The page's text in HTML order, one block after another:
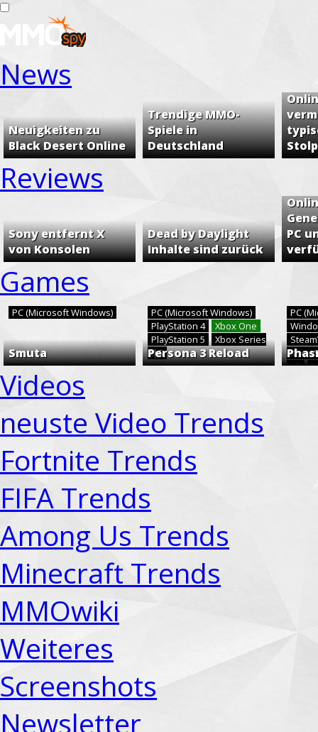
News
Neuigkeiten zu
Black Desert Online
Trendige MMO-
Spiele in
Deutschland
Reviews
Sony entfernt X
von Konsolen
Dead by Daylight
Inhalte sind zurück
PC
Games
PC (Microsoft Windows)
Smuta
PC (Microsoft Windows)
PlayStation 4
Xbox One
PlayStation 5
Xbox Series
X|S
Persona 3 Reload
PC
Xbox
Rift
Videos
neuste Video Trends
Fortnite Trends
FIFA Trends
Among Us Trends
Minecraft Trends
MMOwiki
Weiteres
Screenshots
Newsletter